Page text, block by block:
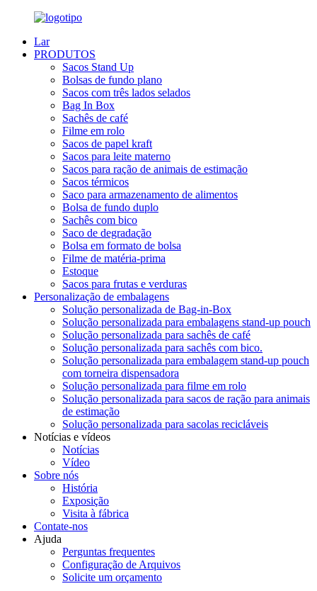
Lar
PRODUTOS
Sacos Stand Up
Bolsas de fundo plano
Sacos com três lados selados
Bag In Box
Sachês de café
Filme em rolo
Sacos de papel kraft
Sacos para leite materno
Sacos para ração de animais de estimação
Sacos térmicos
Saco para armazenamento de alimentos
Bolsa de fundo duplo
Sachês com bico
Saco de degradação
Bolsa em formato de bolsa
Filme de matéria-prima
Estoque
Sacos para frutas e verduras
Personalização de embalagens
Solução personalizada de Bag-in-Box
Solução personalizada para embalagens stand-up pouch
Solução personalizada para sachês de café
Solução personalizada para sachês com bico.
Solução personalizada para embalagem stand-up pouch
com torneira dispensadora
Solução personalizada para filme em rolo
Solução personalizada para sacos de ração para animais
de estimação
Solução personalizada para sacolas recicláveis
Notícias e vídeos
Notícias
Vídeo
Sobre nós
História
Exposição
Visita à fábrica
Contate-nos
Ajuda
Perguntas frequentes
Configuração de Arquivos
Solicite um orçamento